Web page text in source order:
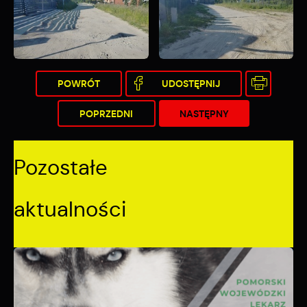
POWRÓT UDOSTĘPNIJ
POPRZEDNI NASTĘPNY
Pozostałe
aktualności